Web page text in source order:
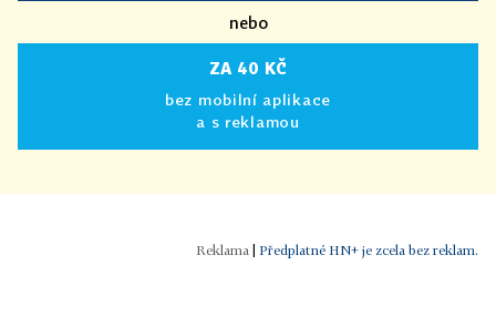
nebo
ZA 40 KČ
bez mobilní aplikace
a s reklamou
Předplatné HN+ je zcela bez reklam.